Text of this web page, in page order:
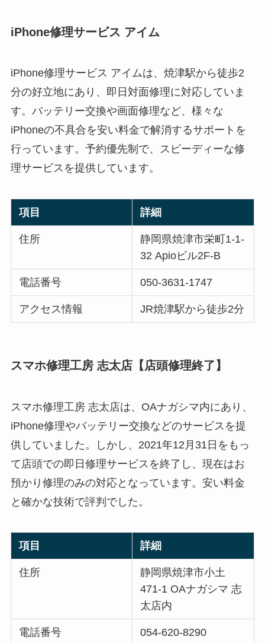
iPhone修理サービス アイム
iPhone修理サービス アイムは、焼津駅から徒歩2
分の好立地にあり、即日対面修理に対応していま
す。バッテリー交換や画面修理など、様々な
iPhoneの不具合を安い料金で解消するサポートを
行っています。予約優先制で、スピーディーな修
理サービスを提供しています。
項目 詳細
住所
静岡県焼津市栄町1-1-
32 Apioビル2F-B
電話番号 050-3631-1747
アクセス情報 JR焼津駅から徒歩2分
スマホ修理工房 志太店【店頭修理終了】
スマホ修理工房 志太店は、OAナガシマ内にあり、
iPhone修理やバッテリー交換などのサービスを提
供していました。しかし、2021年12月31日をもっ
て店頭での即日修理サービスを終了し、現在はお
預かり修理のみの対応となっています。安い料金
と確かな技術で評判でした。
項目 詳細
住所
静岡県焼津市小土
471-1 OAナガシマ 志
太店内
電話番号 054-620-8290